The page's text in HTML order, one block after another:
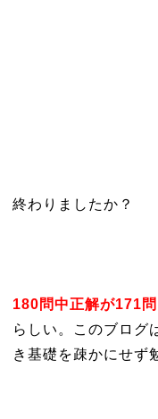
終わりましたか？
180問中正解が171
らしい。このブログ
き基礎を疎かにせず